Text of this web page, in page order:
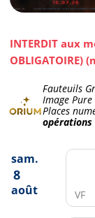
INTERDIT aux
OBLIGATOIRE)
Fauteuils
Image
Places
opérations
sam.
8
août VF